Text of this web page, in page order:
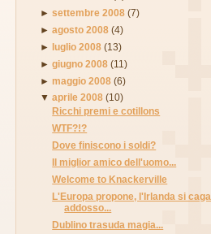
►settembre 2008 (7)
►agosto 2008 (4)
► luglio 2008 (13)
►giugno 2008 (11)
►maggio 2008 (6)
▼aprile 2008 (10)
Ricchi premi e cotillons
WTF?!?
Dove finiscono i soldi?
Il miglior amico dell'uomo...
Welcome to Knackerville
L'Europa propone, l'Irlanda si caga
addosso...
Dublino trasuda magia...